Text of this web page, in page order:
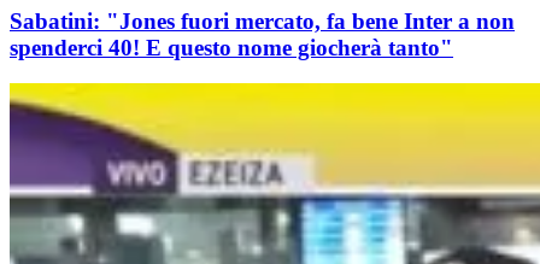
Sabatini: "Jones fuori mercato, fa bene Inter a non
spenderci 40! E questo nome giocherà tanto"